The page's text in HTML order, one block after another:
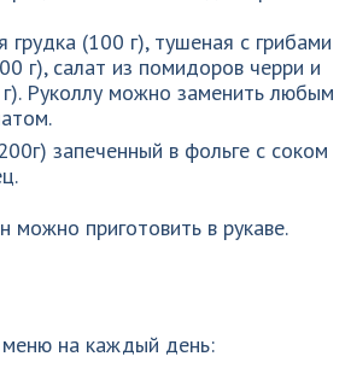
грудка (100 г), тушеная с грибами
г), салат из помидоров черри и
Руколлу можно заменить любым
запеченный в фольге с соком
можно приготовить в рукаве.
на каждый день: